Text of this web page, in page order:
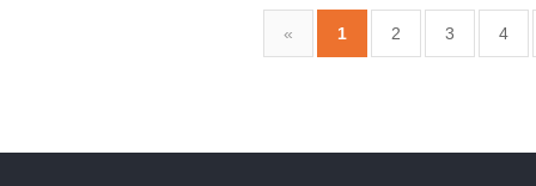
« 1 2 3 4